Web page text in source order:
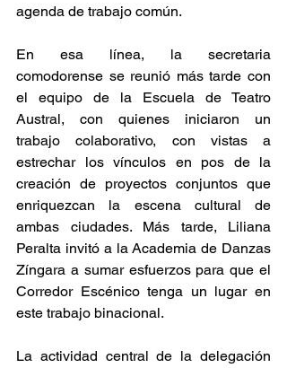
agenda de trabajo común.
En esa línea, la secretaria
comodorense se reunió más tarde con
el equipo de la Escuela de Teatro
Austral, con quienes iniciaron un
trabajo colaborativo, con vistas a
estrechar los vínculos en pos de la
creación de proyectos conjuntos que
enriquezcan la escena cultural de
ambas ciudades. Más tarde, Liliana
Peralta invitó a la Academia de Danzas
Zíngara a sumar esfuerzos para que el
Corredor Escénico tenga un lugar en
este trabajo binacional.
La actividad central de la delegación